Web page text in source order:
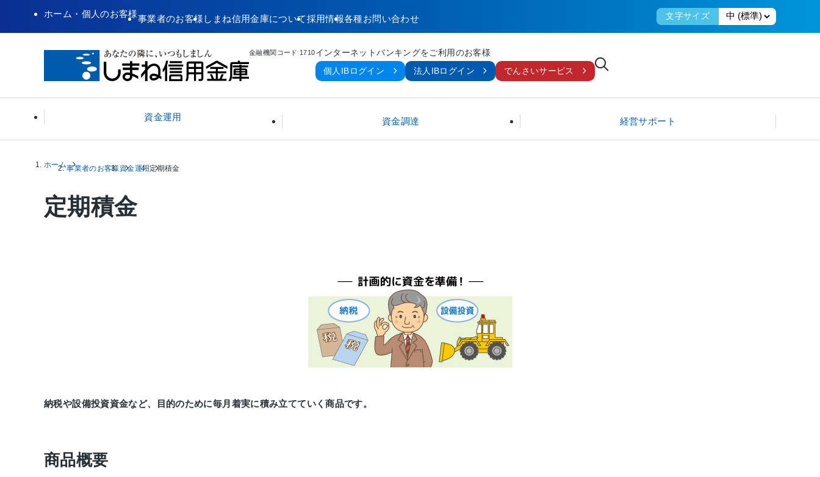
ホーム・個人のお客様事業者のお客様 しまね信用金庫について採用情報各種お問い合わせ 文字サイズ
金融機関コード 1710インターネットバンキングをご利用のお客様
個人IBログイン
法人IBログイン でんさいサービス
資金運用
普通預金
スーパー定期
資金調達
しましん創業者支援賃金「やらこい
経営サポート
創業支援
法人インターネットバンキング
ホーム事業者のお客様資金運用定期積金
定期積金
納税や設備投資資金など、目的のために毎月着実に積み立てていく商品です。
商品概要